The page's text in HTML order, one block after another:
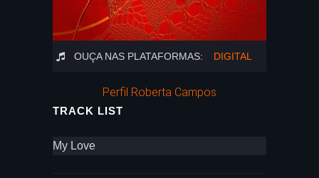
OUÇA NAS PLATAFORMAS: DIGITAL
Perfil Roberta Campos
TRACK LIST
My Love